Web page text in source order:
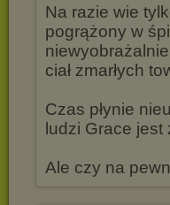
Na razie wie
pogrążony w
ciał zmarłych
Czas płynie
ludzi Grace jest
Ale czy na